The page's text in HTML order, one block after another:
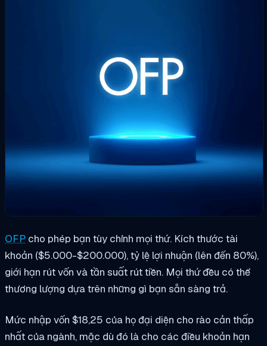
OFP cho phép bạn tùy chỉnh mọi thứ. Kích thước tài
khoản ($5.000-$200.000), tỷ lệ lợi nhuận (lên đến 80%),
giới hạn rút vốn và tần suất rút tiền. Mọi thứ đều có thể
thương lượng dựa trên những gì bạn sẵn sàng trả.
Mức nhập vốn $18,25 của họ đại diện cho rào cản thấp
nhất của ngành, mặc dù đó là cho các điều khoản hạn